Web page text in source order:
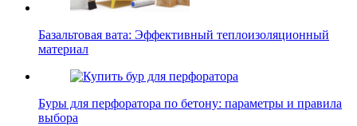
Базальтовая вата: Эффективный теплоизоляционный
материал
Буры для перфоратора по бетону: параметры и правила
выбора